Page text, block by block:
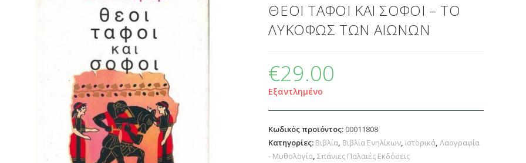
ΘΕΟΙ ΤΑΦΟΙ ΚΑΙ ΣΟΦΟΙ – ΤΟ
ΛΥΚΟΦΩΣ ΤΩΝ ΑΙΩΝΩΝ
€29.00
Εξαντλημένο
Κωδικός προϊόντος: 00011808
Κατηγορίες: Βιβλία, Βιβλία Ενηλίκων, Ιστορικά,Λαογραφία
- Μυθολογία,Σπάνιες Παλαιές Εκδόσεις